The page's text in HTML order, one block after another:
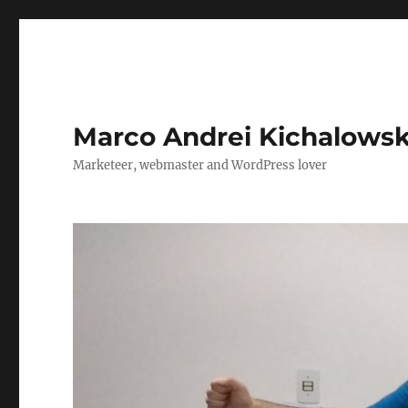
Marco Andrei
Marketeer, webmaster and WordPress lover